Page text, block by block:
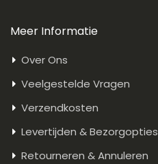
Meer Informatie
Over Ons
Veelgestelde Vragen
Verzendkosten
Levertijden & Bezorgopties
Retourneren & Annuleren